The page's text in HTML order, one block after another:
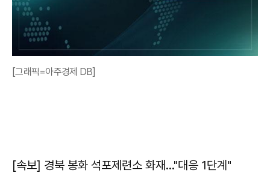
[그래픽=아주경제 DB]
[속보] 경북 봉화 석포제련소 화재…"대응 1단계"